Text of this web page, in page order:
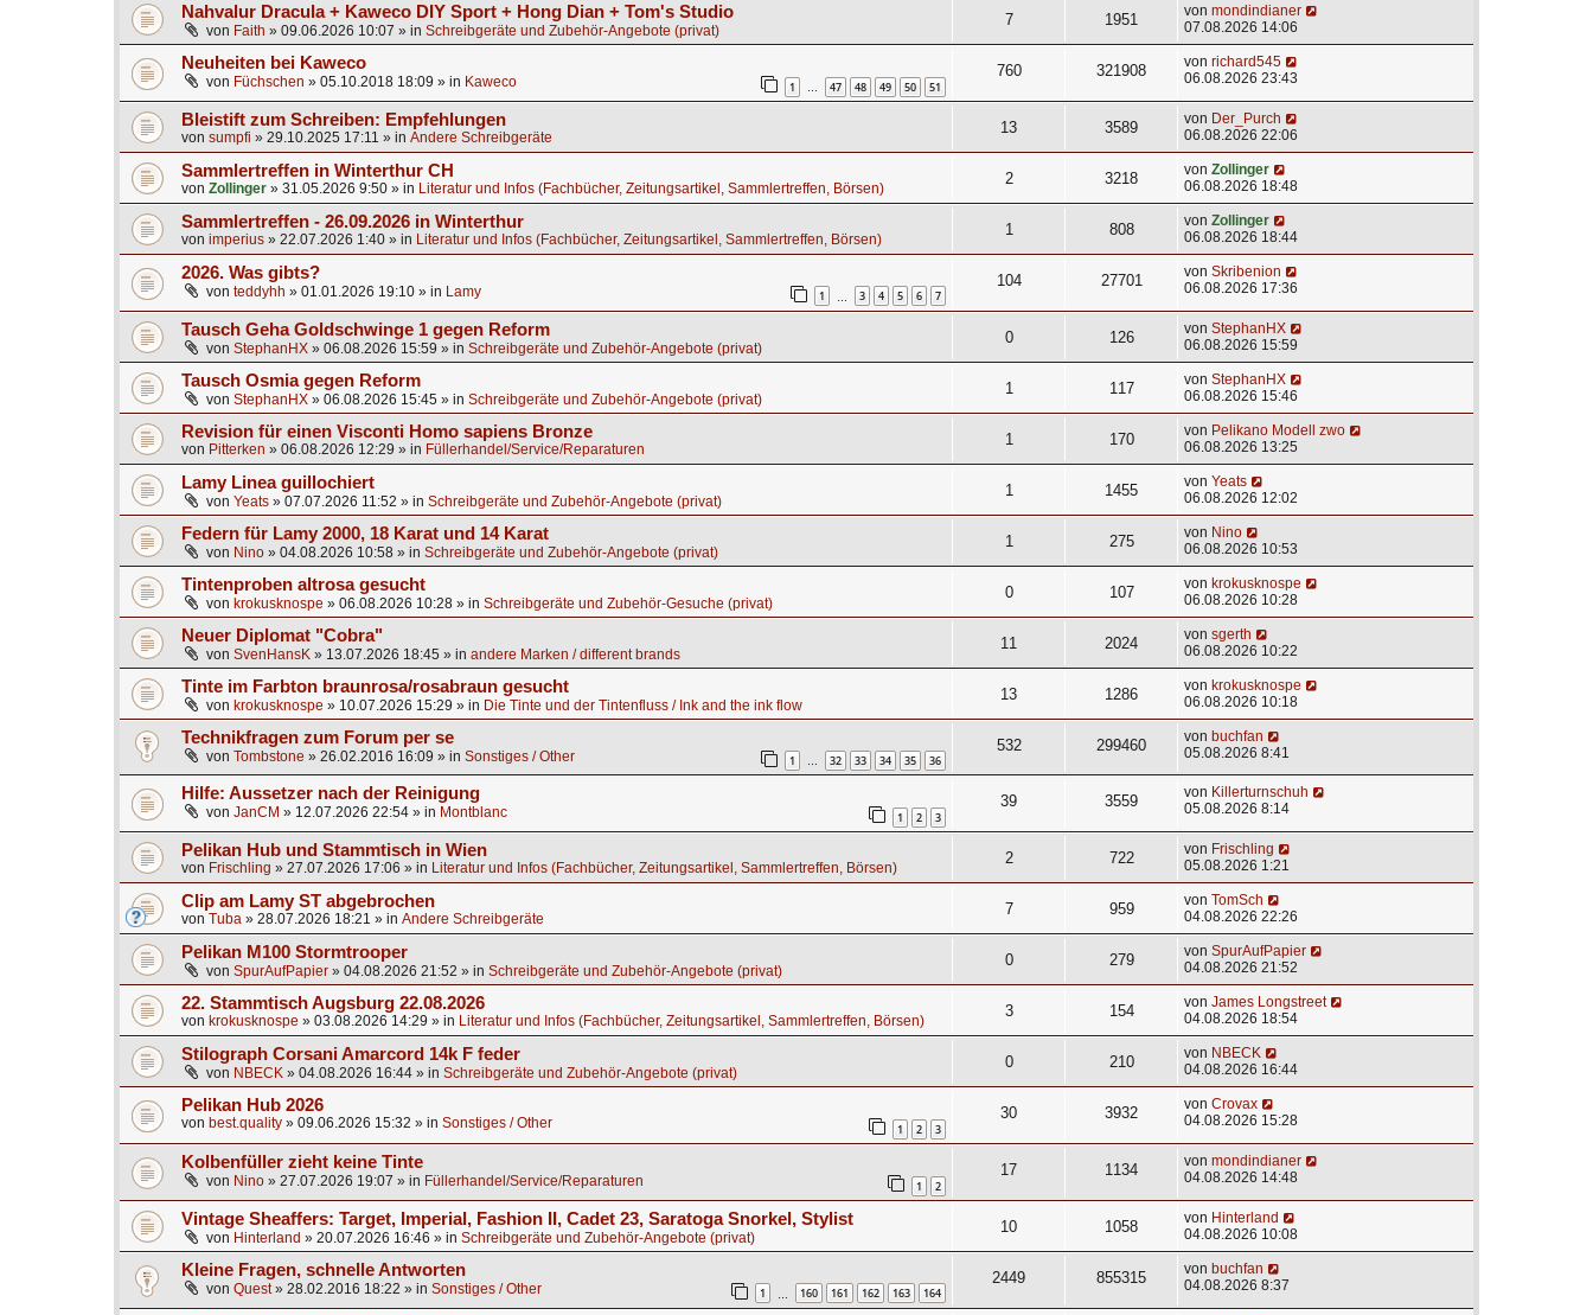
Nahvalur Dracula + Kaweco DIY Sport + Hong Dian + Tom's Studio
von Faith » 09.06.2026 10:07 » in Schreibgeräte und Zubehör-Angebote (privat)
7 1951 von mondindianer
07.08.2026 14:06
Neuheiten bei Kaweco
von Füchschen » 05.10.2018 18:09 » in Kaweco 1 47 48 49 50 51
760 321908 von richard545
06.08.2026 23:43
Bleistift zum Schreiben: Empfehlungen
von sumpfi » 29.10.2025 17:11 » in Andere Schreibgeräte
13 3589 von Der_Purch
06.08.2026 22:06
Sammlertreffen in Winterthur CH
von Zollinger » 31.05.2026 9:50 » in Literatur und Infos (Fachbücher, Zeitungsartikel, Sammlertreffen, Börsen)
2 3218 von Zollinger
06.08.2026 18:48
Sammlertreffen - 26.09.2026 in Winterthur
von imperius » 22.07.2026 1:40 » in Literatur und Infos (Fachbücher, Zeitungsartikel, Sammlertreffen, Börsen)
1 808 von Zollinger
06.08.2026 18:44
2026. Was gibts?
von teddyhh » 01.01.2026 19:10 » in Lamy 1 3 4 5 6 7
104 27701 von Skribenion
06.08.2026 17:36
Tausch Geha Goldschwinge 1 gegen Reform
von StephanHX » 06.08.2026 15:59 » in Schreibgeräte und Zubehör-Angebote (privat)
0 126 von StephanHX
06.08.2026 15:59
Tausch Osmia gegen Reform
von StephanHX » 06.08.2026 15:45 » in Schreibgeräte und Zubehör-Angebote (privat)
1 117 von StephanHX
06.08.2026 15:46
Revision für einen Visconti Homo sapiens Bronze
von Pitterken » 06.08.2026 12:29 » in Füllerhandel/Service/Reparaturen
1 170 von Pelikano Modell zwo
06.08.2026 13:25
Lamy Linea guillochiert
von Yeats » 07.07.2026 11:52 » in Schreibgeräte und Zubehör-Angebote (privat)
1 1455 von Yeats
06.08.2026 12:02
Federn für Lamy 2000, 18 Karat und 14 Karat
von Nino » 04.08.2026 10:58 » in Schreibgeräte und Zubehör-Angebote (privat)
1 275 von Nino
06.08.2026 10:53
Tintenproben altrosa gesucht
von krokusknospe » 06.08.2026 10:28 » in Schreibgeräte und Zubehör-Gesuche (privat)
0 107 von krokusknospe
06.08.2026 10:28
Neuer Diplomat "Cobra"
von SvenHansK » 13.07.2026 18:45 » in andere Marken / different brands
11 2024 von sgerth
06.08.2026 10:22
Tinte im Farbton braunrosa/rosabraun gesucht
von krokusknospe » 10.07.2026 15:29 » in Die Tinte und der Tintenfluss / Ink and the ink flow
13 1286 von krokusknospe
06.08.2026 10:18
Technikfragen zum Forum per se
von Tombstone » 26.02.2016 16:09 » in Sonstiges / Other 1 … 32 33 34 35 36
532 299460 von buchfan
05.08.2026 8:41
Hilfe: Aussetzer nach der Reinigung
von JanCM » 12.07.2026 22:54 » in Montblanc 1 2 3
39 3559 von Killerturnschuh
05.08.2026 8:14
Pelikan Hub und Stammtisch in Wien
von Frischling » 27.07.2026 17:06 » in Literatur und Infos (Fachbücher, Zeitungsartikel, Sammlertreffen, Börsen)
2 722 von Frischling
05.08.2026 1:21
Clip am Lamy ST abgebrochen
von Tuba » 28.07.2026 18:21 » in Andere Schreibgeräte
7 959 von TomSch
04.08.2026 22:26
Pelikan M100 Stormtrooper
von SpurAufPapier » 04.08.2026 21:52 » in Schreibgeräte und Zubehör-Angebote (privat)
0 279 von SpurAufPapier
04.08.2026 21:52
22. Stammtisch Augsburg 22.08.2026
von krokusknospe » 03.08.2026 14:29 » in Literatur und Infos (Fachbücher, Zeitungsartikel, Sammlertreffen, Börsen)
3 154 von James Longstreet
04.08.2026 18:54
Stilograph Corsani Amarcord 14k F feder
von NBECK » 04.08.2026 16:44 » in Schreibgeräte und Zubehör-Angebote (privat)
0 210 von NBECK
04.08.2026 16:44
Pelikan Hub 2026
von best.quality » 09.06.2026 15:32 » in Sonstiges / Other 1 2 3
30 3932 von Crovax
04.08.2026 15:28
Kolbenfüller zieht keine Tinte
von Nino » 27.07.2026 19:07 » in Füllerhandel/Service/Reparaturen 1 2
17 1134 von mondindianer
04.08.2026 14:48
Vintage Sheaffers: Target, Imperial, Fashion II, Cadet 23, Saratoga Snorkel, Stylist
von Hinterland » 20.07.2026 16:46 » in Schreibgeräte und Zubehör-Angebote (privat)
10 1058 von Hinterland
04.08.2026 10:08
Kleine Fragen, schnelle Antworten
von Quest» 28.02.2016 18:22 » in Sonstiges / Other 1 160 161 162 163 164
2449 855315 von buchfan
04.08.2026 8:37